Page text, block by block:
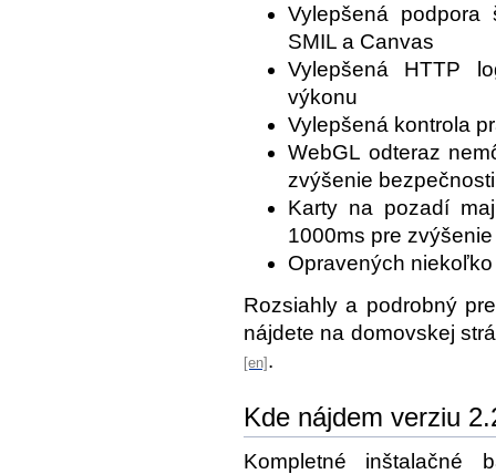
Vylepšená podpora
SMIL a Canvas
Vylepšená HTTP
výkonu
Vylepšená kontrola
WebGL odteraz
zvýšenie bezpečnosti
Karty na pozadí
1000ms pre
Opravených
Rozsiahly a podrobný
nájdete na domovskej
.
Kde nájdem verziu
Kompletné